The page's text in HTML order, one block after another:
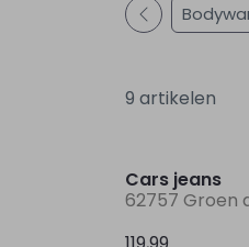
9 artikelen
Cars jeans
62757 Groen